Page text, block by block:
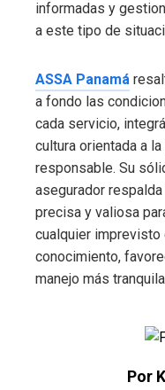
informadas y
a este tipo de
ASSA Panamá
a fondo las
cada servicio,
cultura orientada a
responsable. Su
asegurador
precisa y valiosa
cualquier imprevisto
conocimiento,
manejo más
Por